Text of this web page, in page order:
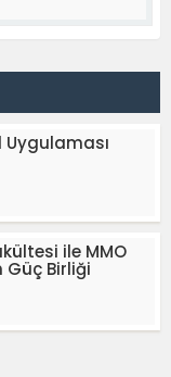
Uygulaması
ile MMO
Güç Birliği